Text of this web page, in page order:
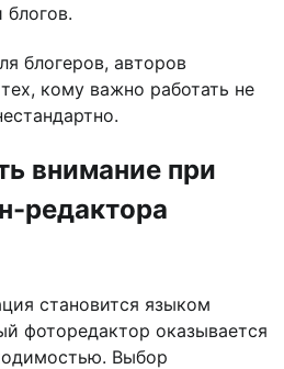
блогеров, авторов
кому важно работать не
внимание при
редактора
становится языком
фоторедактор оказывается
Выбор